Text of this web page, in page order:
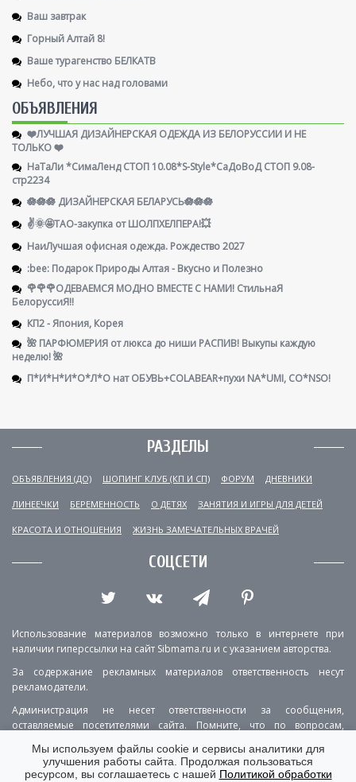
Ваш завтрак
Горный Алтай 8!
Ваше турагенство БЕЛКАТВ
Небо, что у нас над головами
ОБЪЯВЛЕНИЯ
❤️ЛУЧШАЯ ДИЗАЙНЕРСКАЯ ОДЕЖДА ИЗ БЕЛОРУССИИ И НЕ
ТОЛЬКО ❤️
НаТаЛи *СимаЛенд СТОП 10.08*S-Style*СаДоВоД СТОП 9.08-
стр2234
🪷🪷🪷 ДИЗАЙНЕРСКАЯ БЕЛАРУСЬ🪷🪷🪷
✌️🌞🤩ТАО-закупка от ШОЛПХЕЛПЕРА!💥
НаиЛучшая офисная одежда. Рождество 2027
:bee: Подарок Природы Алтая - Вкусно и Полезно
🌹🌹🌹ОДЕВАЕМСЯ МОДНО ВМЕСТЕ С НАМИ! СтильнаЯ
БелоруссиЯ‼
КП2 - Япония, Корея
🌺 ПАРФЮМЕРИЯ от люкса до ниши РАСПИВ! Выкупы каждую
неделю! 🌺
П*И*Н*И*О*Л*О нат ОБУВЬ+COLABEAR+пухи NA*UMI, CO*NSO!
РАЗДЕЛЫ
ОБЪЯВЛЕНИЯ (ДО) ШОПИНГ КЛУБ (КП И СП) ФОРУМ ДНЕВНИКИ
ЛИНЕЕЧКИ БЕРЕМЕННОСТЬ О ДЕТЯХ ЗАНЯТИЯ И ИГРЫ ДЛЯ ДЕТЕЙ
КРАСОТА И ОТНОШЕНИЯ ЖИЗНЬ ЗАМЕЧАТЕЛЬНЫХ ВРАЧЕЙ
СОЦСЕТИ
Использование материалов возможно только в интернете при
наличии гиперссылки на сайт Sibmama.ru и с указанием авторства.
За содержание рекламных материалов ответственность несут
рекламодатели.
Администрация не несет ответственности за сообщения,
оставляемые посетителями сайта. Помните, что по вопросам,
РЕКЛАМА О ПРОЕКТЕ
КОНТАКТЫ
Мы используем файлы cookie и сервисы аналитики для
улучшения работы сайта. Продолжая пользоваться
ресурсом, вы соглашаетесь с нашей Политикой обработки